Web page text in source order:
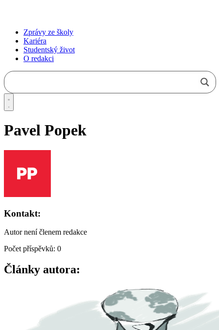
Zprávy ze školy
Kariéra
Studentský život
O redakci
Pavel Popek
Kontakt:
Autor není členem redakce
Počet příspěvků: 0
Články autora: